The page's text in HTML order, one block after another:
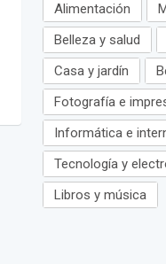
Alimentación
Belleza y salud
Casa y jardín
Fotografía e
Informática e
Tecnología y
Libros y música